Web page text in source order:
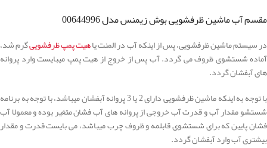
مقسم آب ماشین ظرفشویی بوش زیمنس مدل 00644996
در سیستم ماشین ظرفشویی، پس از اینکه آب در المنت یاهیت پمپ ظرفشوییگرم شد،
آماده شستشوی ظروف می گردد. آب پس از خروج از هیت پمپ میبایست وارد پروانه
های آبفشان گردد.
با توجه به اینکه ماشین ظرفشویی دارای 2 یا 3 پروانه آبفشان میباشد، با توجه به برنامه
شستشو مقدار آب و قدرت آب خروجی از پروانه های آب فشان متغیر بوده و معمولا آب
فشان پایین که برای شستشوی قابلمه و ظروف چرب میباشد، می بایست قدرت و مقدار
بیشتری آب وارد آبفشان گردد.